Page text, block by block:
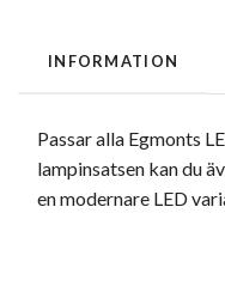
INFORMATION
Passar alla Egmonts
lampinsatsen kan du
en modernare LED